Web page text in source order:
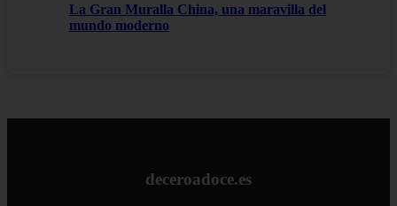
La Gran Muralla China, una maravilla del
mundo moderno
deceroadoce.es